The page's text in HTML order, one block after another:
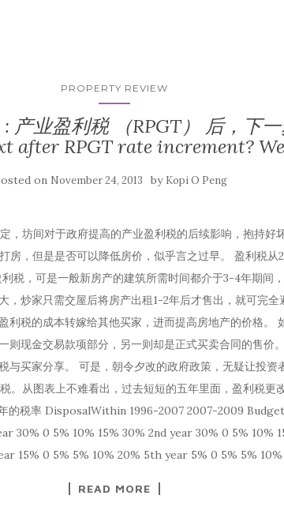
PROPERTY REVIEW
: 产业盈利税 （RPGT） 后，下
after RPGT rate increment?
on November 24, 2013 by Kopi O Peng
，坊间对于政府提高的产业盈利税的后续影响，抱持好
房，但是是否可以降低房价，似乎言之过早。 盈利税从
税，可是一般新房产的建筑所需时间都介于3-4年期间
，炒家只需交屋后将房产出租1-2年后才售出，就可完全
利税的成本转嫁给其他买家，进而提高房地产的价格。
则现金交易款项部分，另一则却是正式买卖合同的售价
与买家分享。 可是，朝令夕改的政府政策，无疑让投资
。从图表上不难看出，过去短短的五年里面，盈利税更
的税率 DisposalWithin 1996-2007 2007-2009
30% 0 5% 10% 15% 30% 2nd year 30% 0 5% 10%
15% 0 5% 5% 10% 20% 5th year 5% 0 5% 5%
READ MORE